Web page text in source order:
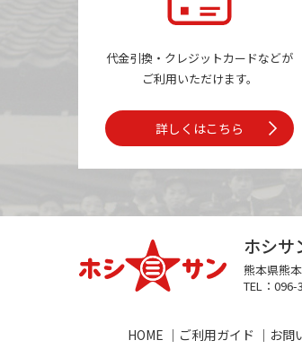
代金引換・クレジットカードなどが
ご利用いただけます。
詳しくはこちら
ホシサ
熊本県熊
TEL：096-
HOME ご利用ガイド お問